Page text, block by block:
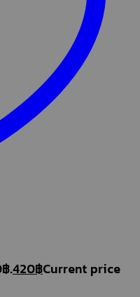
.420฿Current price